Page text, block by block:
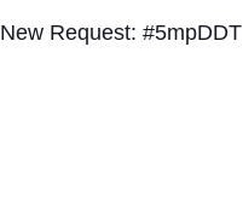
New Request: #5mpDDT